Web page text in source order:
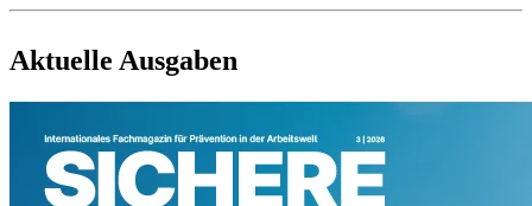
Aktuelle Ausgaben